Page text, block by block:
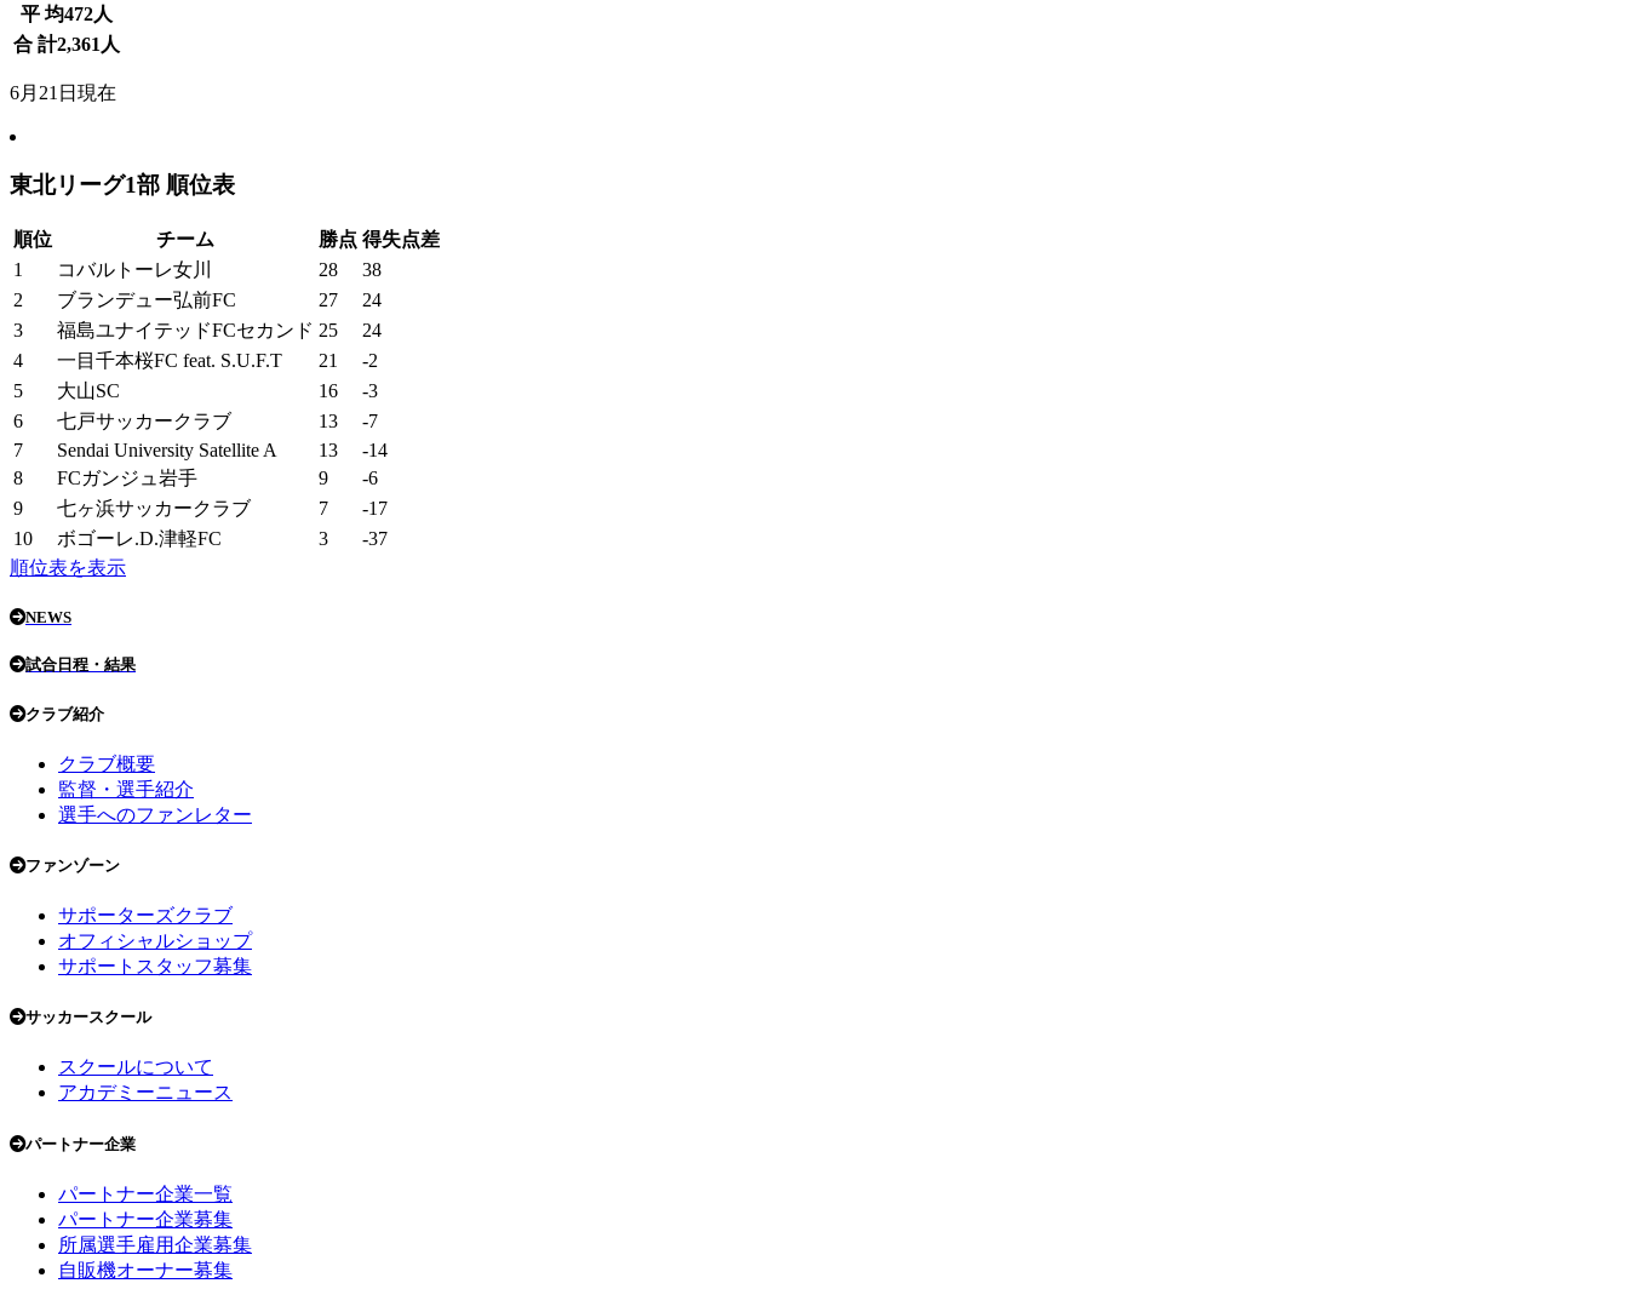
平 均472人
合 計2,361 人
6月21日現在
東北リーグ1部 順位表
順位 チーム 勝点 得失点差
1
コバルトーレ女川 28
38
2
ブランデュー弘前FC 27
24
3
福島ユナイテッドFCセカンド 25
24
4
一目千本桜FC feat. S.U.F.T 21
-2
5
大山SC 16
-3
6
七戸サッカークラブ 13
-7
7
Sendai University Satellite A 13
-14
8
FCガンジュ岩手 9
-6
9
七ヶ浜サッカークラブ 7
-17
10
ボゴーレ.D.津軽FC 3
-37
順位表を表示
NEWS
試合日程・結果
クラブ紹介
クラブ概要
監督・選手紹介
選手へのファンレター
ファンゾーン
サポーターズクラブ
オフィシャルショップ
サポートスタッフ募集
サッカースクール
スクールについて
アカデミーニュース
パートナー企業
パートナー企業一覧
パートナー企業募集
所属選手雇用企業募集
自販機オーナー募集